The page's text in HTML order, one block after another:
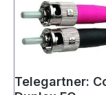
Telegartner: